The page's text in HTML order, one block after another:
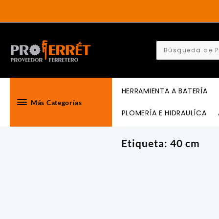
content
Más Categorías
HERRAMIENTA A BATERÍA
PLOMERÍA E HIDRAULÍCA
Etiqueta:40 cm